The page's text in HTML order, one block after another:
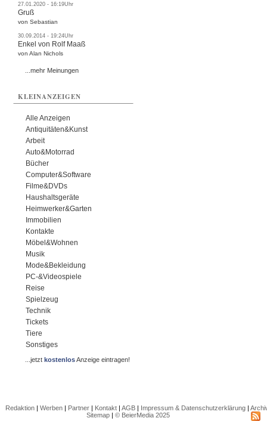
27.01.2020 - 16:19Uhr
Gruß
von Sebastian
30.09.2014 - 19:24Uhr
Enkel von Rolf Maaß
von Alan Nichols
...mehr Meinungen
KLEINANZEIGEN
Alle Anzeigen
Antiquitäten&Kunst
Arbeit
Auto&Motorrad
Bücher
Computer&Software
Filme&DVDs
Haushaltsgeräte
Heimwerker&Garten
Immobilien
Kontakte
Möbel&Wohnen
Musik
Mode&Bekleidung
PC-&Videospiele
Reise
Spielzeug
Technik
Tickets
Tiere
Sonstiges
...jetztkostenlosAnzeige eintragen!
Redaktion| Werben| Partner| Kontakt| AGB| Impressum & Datenschutzerklärung|
Sitemap| © BeierMedia 2025